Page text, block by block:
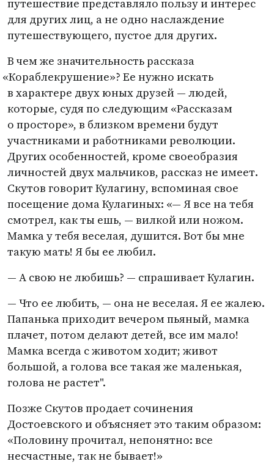
путешествие представляло пользу и интерес
для других лиц, а не одно наслаждение
путешествующего, пустое для других.
В чем же значительность рассказа
«Кораблекрушение»? Ее нужно искать
в характере двух юных друзей — людей,
которые, судя по следующим «Рассказам
о просторе», в близком времени будут
участниками и работниками революции.
Других особенностей, кроме своеобразия
личностей двух мальчиков, рассказ не имеет.
Скутов говорит Кулагину, вспоминая свое
посещение дома Кулагиных: «— Я все на тебя
смотрел, как ты ешь, — вилкой или ножом.
Мамка у тебя веселая, душится. Вот бы мне
такую мать! Я бы ее любил.
— А свою не любишь? — спрашивает Кулагин.
— Что ее любить, — она не веселая. Я ее жалею.
Папанька приходит вечером пьяный, мамка
плачет, потом делают детей, все им мало!
Мамка всегда с животом ходит; живот
большой, а голова все такая же маленькая,
голова не растет".
Позже Скутов продает сочинения
Достоевского и объясняет это таким образом:
«Половину прочитал, непонятно: все
несчастные, так не бывает!»